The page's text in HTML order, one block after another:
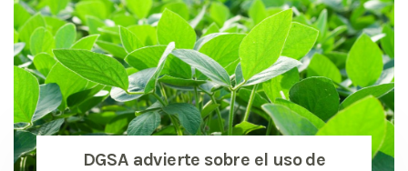
DGSA advierte sobre el uso de